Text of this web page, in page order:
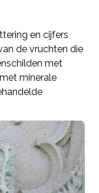
en cijfers
de vruchten die
met
minerale